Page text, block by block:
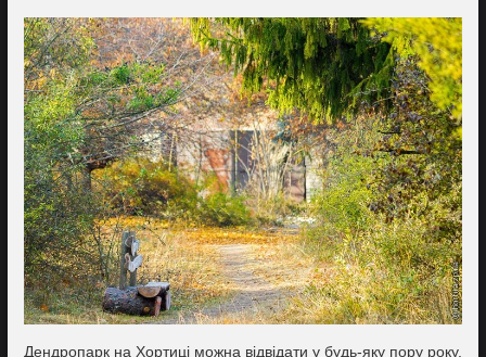
Дендропарк на Хортиці можна відвідати у будь-яку пору року,